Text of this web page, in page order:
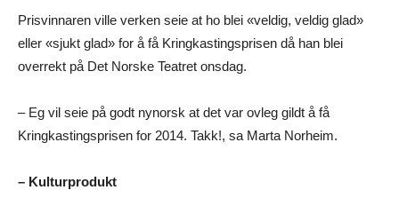
Prisvinnaren ville verken seie at ho blei «veldig, veldig glad»
eller «sjukt glad» for å få Kringkastingsprisen då han blei
overrekt på Det Norske Teatret onsdag.
– Eg vil seie på godt nynorsk at det var ovleg gildt å få
Kringkastingsprisen for 2014. Takk!, sa Marta Norheim.
– Kulturprodukt